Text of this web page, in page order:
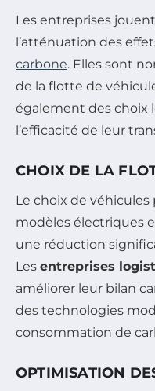
Les entreprises
l’atténuation des
carbone. Elles sont
de la flotte de
également des choix
l’efficacité de leur
CHOIX DE LA
Le choix de véhicules
modèles électriques
une réduction
Les entreprises
améliorer leur bilan
des technologies
consommation de
OPTIMISATION